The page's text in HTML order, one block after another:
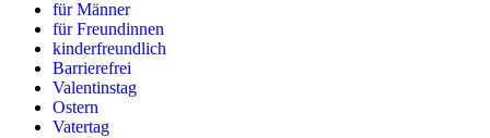
für Männer
für Freundinnen
kinderfreundlich
Barrierefrei
Valentinstag
Ostern
Vatertag